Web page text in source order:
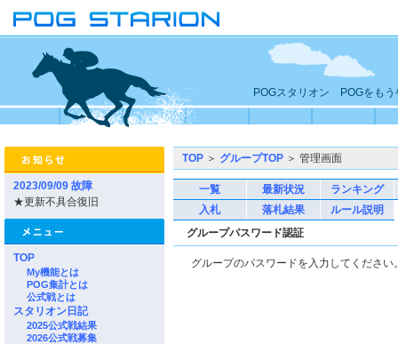
POGスタリオン POGをもう
2023/09/09 故障
★更新不具合復旧
TOP
My機能とは
POG集計とは
公式戦とは
スタリオン日記
2025公式戦結果
2026公式戦募集
TOP ＞ グループTOP ＞ 管理画面
一覧 最新状況
ランキング
入札
落札結果
ルール説明
グループパスワード認証
グループのパスワードを入力してくださ